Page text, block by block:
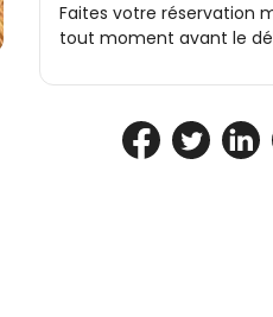
Faites votre réservation
tout moment avant le